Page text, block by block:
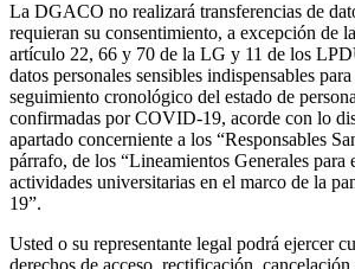
La DGACO no realizará transferencias de
requieran su consentimiento, a excepción de
artículo 22, 66 y 70 de la LG y 11 de los
datos personales sensibles indispensables
seguimiento cronológico del estado de
confirmadas por COVID-19, acorde con lo
apartado concerniente a los “Responsables
párrafo, de los “Lineamientos Generales para
actividades universitarias en el marco de la
19”.
Usted o su representante legal podrá ejercer